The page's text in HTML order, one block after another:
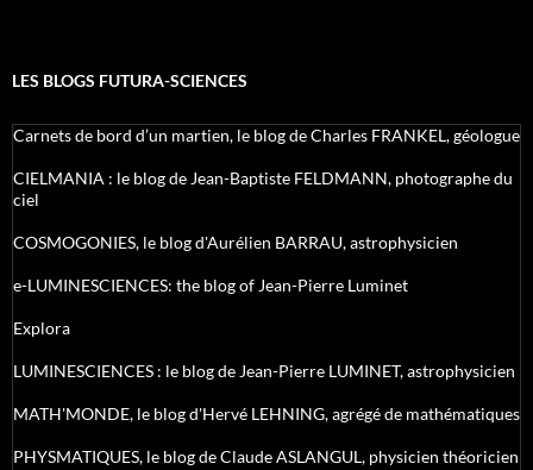
LES BLOGS FUTURA-SCIENCES
Carnets de bord d’un martien, le blog de Charles FRANKEL, géologue
CIELMANIA : le blog de Jean-Baptiste FELDMANN, photographe du
ciel
COSMOGONIES, le blog d'Aurélien BARRAU, astrophysicien
e-LUMINESCIENCES: the blog of Jean-Pierre Luminet
Explora
LUMINESCIENCES : le blog de Jean-Pierre LUMINET, astrophysicien
MATH'MONDE, le blog d'Hervé LEHNING, agrégé de mathématiques
PHYSMATIQUES, le blog de Claude ASLANGUL, physicien théoricien